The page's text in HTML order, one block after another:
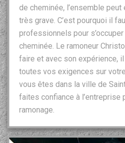
de cheminée, l’ensemble peut
très grave. C’est pourquoi il
professionnels pour
cheminée. Le ramoneur
faire et avec son expérience,
toutes vos exigences sur
vous êtes dans la ville de
faites confiance à l’entreprise
ramonage.